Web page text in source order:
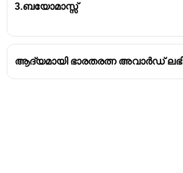
പാലിക്കുന്നതിൽ ഈ
3.ബയോമാസ്സ്
ആദ്യമായി ഭാരതരത്ന അവാർഡ്